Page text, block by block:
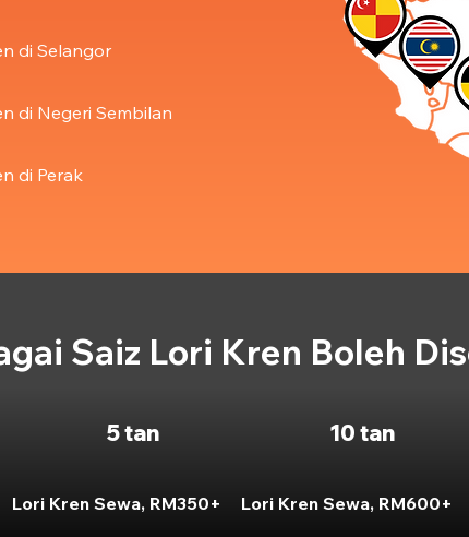
di Selangor
di Negeri Sembilan
di Perak
Saiz Lori Kren Boleh
5 tan
Lori Kren Sewa, RM350+
10 tan
Lori Kren Sewa, RM600+